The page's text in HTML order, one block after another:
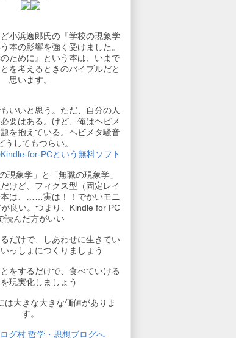
小浜逸郎氏の『学校の現象学
本の影響を強く受けました。
のために』という本は、いまで
を考えるときのバイブルだと
思います。
いいと思う。ただ、自分の人
要はある。けど、俺はヘビメ
を抱えている。ヘビメタ騒音
うしてもつらい。
for-PCという無料ソフト
現象学」と「無職の現象学」
けど、フィクス型（固定レイ
本は、……実は！！でかいモニ
良い。つまり、Kindle for PC
読んだ方がいい
だけで、しあわせに生きてい
っしょにつくりましょう
をするだけで、食べていける
現実化しましょう
は大きな大きな価値がありま
す。